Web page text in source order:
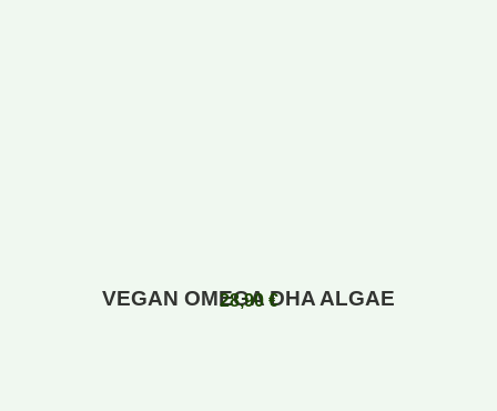
VEGAN OMEGA DHA ALGAE
28,90 €